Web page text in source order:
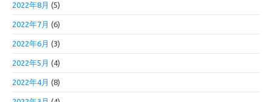
2022年8月 (5)
2022年7月 (6)
2022年6月 (3)
2022年5月 (4)
2022年4月 (8)